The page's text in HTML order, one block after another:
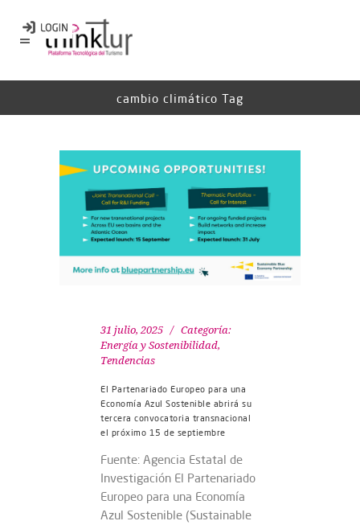
cambio climático Tag
31 julio, 2025
Categoría:
Energía y Sostenibilidad,
Tendencias
El Partenariado Europeo para una
Economía Azul Sostenible abrirá su
tercera convocatoria transnacional
el próximo 15 de septiembre
Fuente: Agencia Estatal de
Investigación El Partenariado
Europeo para una Economía
Azul Sostenible (Sustainable